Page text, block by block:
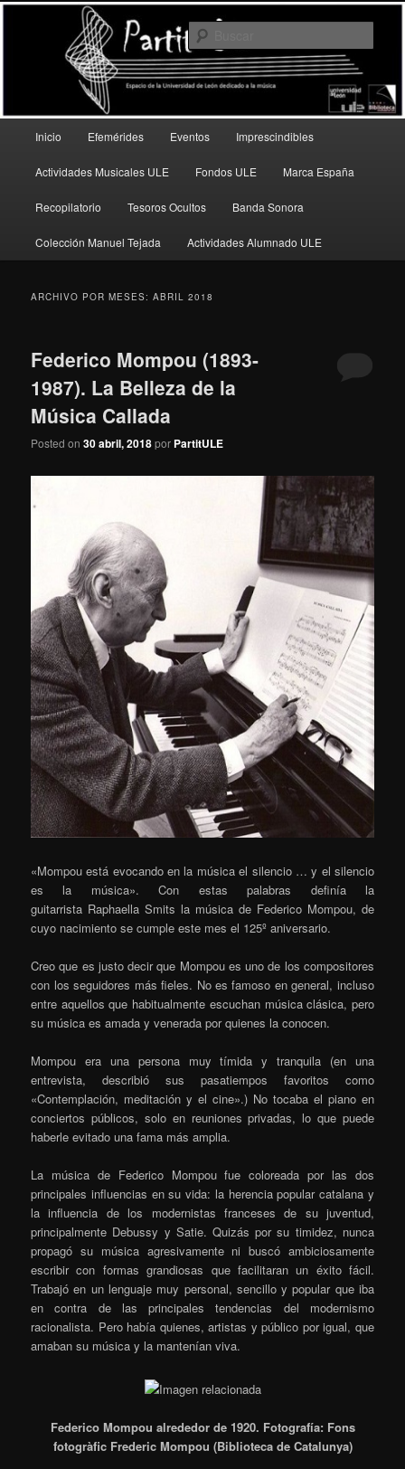
Ir
Ir
PartitULE
Espacio de la Universidad de León dedicado a la música
principal
Inicio Efemérides Eventos Imprescindibles
Actividades Musicales ULE Fondos ULE Marca España
Recopilatorio Tesoros Ocultos Banda Sonora
Colección Manuel Tejada Actividades Alumnado ULE
ARCHIVO POR MESES:ABRIL 2018
Federico Mompou (1893-
1987). La Belleza de la
Música Callada
Posted on30 abril, 2018por PartitULE
«Mompou está evocando en la música el silencio … y el silencio
es la música». Con estas palabras definía la
guitarrista Raphaella Smits la música de Federico Mompou, de
cuyo nacimiento se cumple este mes el 125º aniversario.
Creo que es justo decir que Mompou es uno de los compositores
con los seguidores más fieles. No es famoso en general, incluso
entre aquellos que habitualmente escuchan música clásica, pero
su música es amada y venerada por quienes la conocen.
Mompou era una persona muy tímida y tranquila (en una
entrevista, describió sus pasatiempos favoritos como
«Contemplación, meditación y el cine».) No tocaba el piano en
conciertos públicos, solo en reuniones privadas, lo que puede
haberle evitado una fama más amplia.
La música de Federico Mompou fue coloreada por las dos
principales influencias en su vida: la herencia popular catalana y
la influencia de los modernistas franceses de su juventud,
principalmente Debussy y Satie. Quizás por su timidez, nunca
propagó su música agresivamente ni buscó ambiciosamente
escribir con formas grandiosas que facilitaran un éxito fácil.
Trabajó en un lenguaje muy personal, sencillo y popular que iba
en contra de las principales tendencias del modernismo
racionalista. Pero había quienes, artistas y público por igual, que
amaban su música y la mantenían viva.
Federico Mompou alrededor de 1920. Fotografía: Fons
fotogràfic Frederic Mompou (Biblioteca de Catalunya)